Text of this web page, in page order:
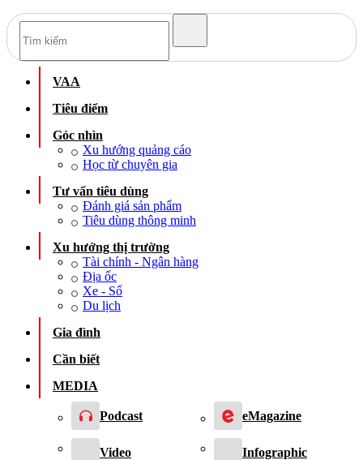
VAA
Tiêu điểm
Góc nhìn
Xu hướng quảng cáo
Học từ chuyên gia
Tư vấn tiêu dùng
Đánh giá sản phẩm
Tiêu dùng thông minh
Xu hướng thị trường
Tài chính - Ngân hàng
Địa ốc
Xe - Số
Du lịch
Gia đình
Cần biết
MEDIA
Podcast eMagazine
Video Infographic